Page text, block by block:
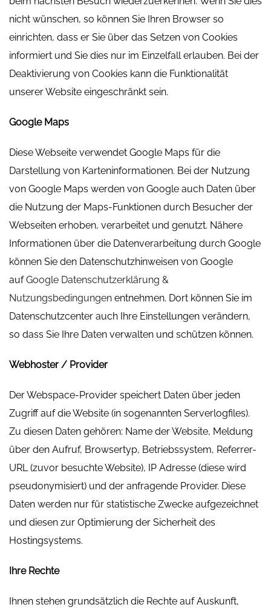
nicht wünschen, so können Sie Ihren Browser so
einrichten, dass er Sie über das Setzen von Cookies
informiert und Sie dies nur im Einzelfall erlauben. Bei der
Deaktivierung von Cookies kann die Funktionalität
unserer Website eingeschränkt sein.
Google Maps
Diese Webseite verwendet Google Maps für die
Darstellung von Karteninformationen. Bei der Nutzung
von Google Maps werden von Google auch Daten über
die Nutzung der Maps-Funktionen durch Besucher der
Webseiten erhoben, verarbeitet und genutzt. Nähere
Informationen über die Datenverarbeitung durch Google
können Sie den Datenschutzhinweisen von Google
aufGoogle Datenschutzerklärung &
Nutzungsbedingungen entnehmen. Dort können Sie im
Datenschutzcenter auch Ihre Einstellungen verändern,
so dass Sie Ihre Daten verwalten und schützen können.
Webhoster / Provider
Der Webspace-Provider speichert Daten über jeden
Zugriff auf die Website (in sogenannten Serverlogfiles).
Zu diesen Daten gehören: Name der Website, Meldung
über den Aufruf, Browsertyp, Betriebssystem, Referrer-
URL (zuvor besuchte Website), IP Adresse (diese wird
pseudonymisiert) und der anfragende Provider. Diese
Daten werden nur für statistische Zwecke aufgezeichnet
und diesen zur Optimierung der Sicherheit des
Hostingsystems.
Ihre Rechte
Ihnen stehen grundsätzlich die Rechte auf Auskunft,